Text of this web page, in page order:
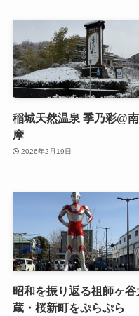
稲城天然温泉 季乃彩@
摩
2026年2月19日
昭和を振り返る祖師ヶ谷
蔵・桜新町をぷらぷら